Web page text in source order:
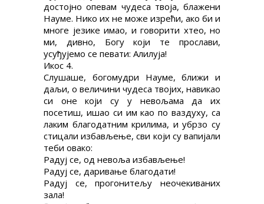
достојно опевам чудеса твоја, блажени
Науме. Нико их не може изрећи, ако би и
многе језике имао, и говорити хтео, но
ми, дивно, Богу који те прослави,
усуђујемо се певати: Алилуја!
Икос 4.
Слушаше, богомудри Науме, ближи и
даљи, о величини чудеса твојих, навикао
си оне који су у невољама да их
посетиш, ишао си им као по ваздуху, са
лаким благодатним крилима, и убрзо су
стицали избављење, сви који су вапијали
теби овако:
Радуј се, од невоља избављење!
Радуј се, даривање благодати!
Радуј се, прогонитељу неочекиваних
зала!